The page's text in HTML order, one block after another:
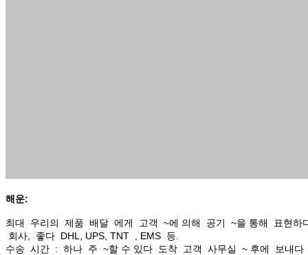
해운:
최대 우리의 제품 배달 에게 고객 ~에 의해 공기 ~을 통해 표현하
회사, 좋다 DHL, UPS, TNT , EMS 등.
수송 시간 : 하나 주 ~할 수 있다 도착 고객 사무실 ~ 후에 보내다